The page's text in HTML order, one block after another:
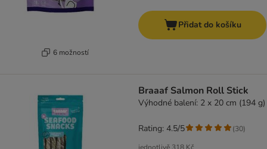
6 možností
Přidat do košíku
Braaaf Salmon Roll Stick
Výhodné balení: 2 x 20 cm (194 g)
Rating: 4.5/5 (30)